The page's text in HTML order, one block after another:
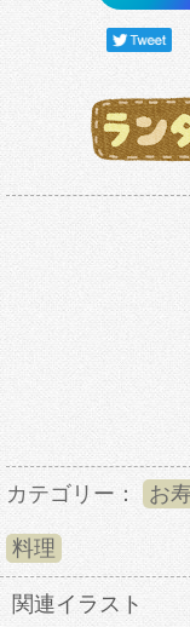
カテゴリー： お
料理
関連イラスト